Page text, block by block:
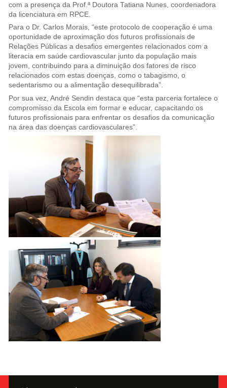
com a presença da Prof.ª Doutora Tatiana Nunes, coordenadora
da licenciatura em RPCE.
Para o Dr. Carlos Morais, “este protocolo de cooperação é uma
oportunidade de aproximação dos futuros profissionais de
Relações Públicas a desafios emergentes relacionados com a
literacia em saúde cardiovascular junto da população mais
jovem, contribuindo para a diminuição dos fatores de risco
relacionados com estas doenças, como o tabagismo, o
sedentarismo ou a alimentação desequilibrada”.
Por sua vez, André Sendin destaca que “esta parceria fortalece o
compromisso da Escola em formar e educar, capacitando os
futuros profissionais para enfrentar os desafios da comunicação
na área das doenças cardiovasculares”.